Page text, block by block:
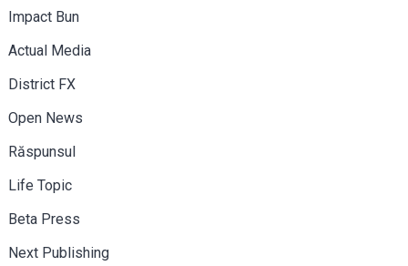
Impact Bun
Actual Media
District FX
Open News
Răspunsul
Life Topic
Beta Press
Next Publishing